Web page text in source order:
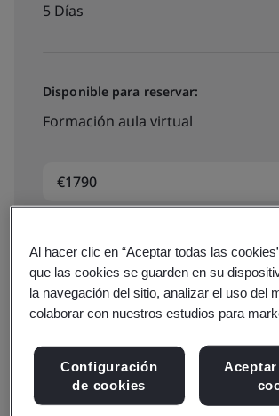
5 Días
Disponible para reservar:
Formación aula virtual
€1790
Consulte fechas, precios e
5 días de formación
¿Tiene preguntas?
Al hacer clic en “Aceptar todas las
que las cookies se guarden en su
la navegación del sitio, analizar el uso del
colaborar con nuestros estudios para
Configuración
de cookies